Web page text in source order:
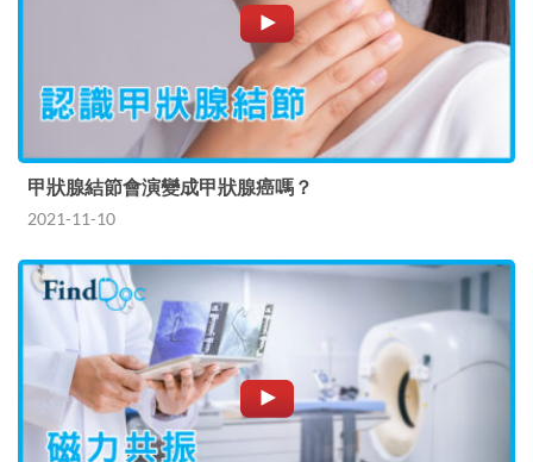
甲狀腺結節會演變成甲狀腺癌嗎？
2021-11-10